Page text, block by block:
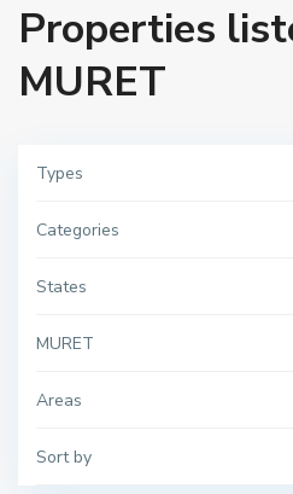
Properties
MURET
Types
Categories
States
MURET
Areas
Sort by